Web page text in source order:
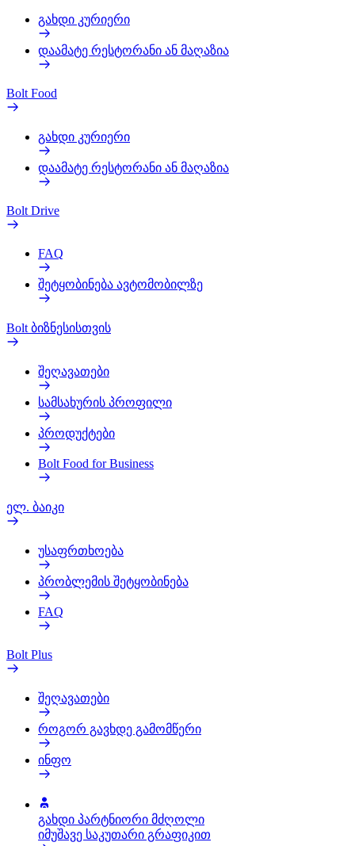
გახდი კურიერი
დაამატე რესტორანი ან მაღაზია
Bolt Food
გახდი კურიერი
დაამატე რესტორანი ან მაღაზია
Bolt Drive
FAQ
შეტყობინება ავტომობილზე
Bolt ბიზნესისთვის
შეღავათები
სამსახურის პროფილი
პროდუქტები
Bolt Food for Business
ელ. ბაიკი
უსაფრთხოება
პრობლემის შეტყობინება
FAQ
Bolt Plus
შეღავათები
როგორ გავხდე გამომწერი
ინფო
გახდი პარტნიორი მძღოლი
იმუშავე საკუთარი გრაფიკით